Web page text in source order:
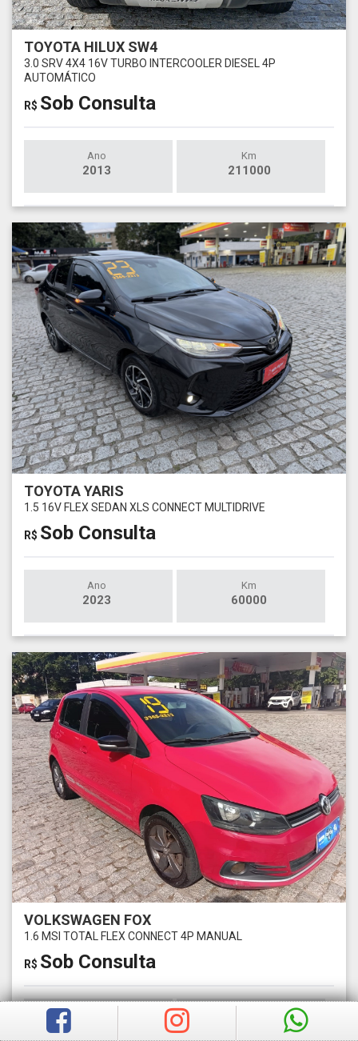
TOYOTA HILUX SW4
3.0 SRV 4X4 16V TURBO INTERCOOLER DIESEL 4P
AUTOMÁTICO
R$ Sob Consulta
Ano
2013
Km
211000
TOYOTA YARIS
1.5 16V FLEX SEDAN XLS CONNECT MULTIDRIVE
R$ Sob Consulta
Ano
2023
Km
60000
VOLKSWAGEN FOX
1.6 MSI TOTAL FLEX CONNECT 4P MANUAL
R$ Sob Consulta